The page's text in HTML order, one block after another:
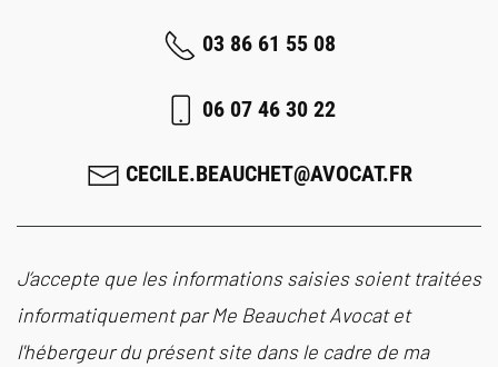
03 86 61 55 08
06 07 46 30 22
CECILE.BEAUCHET@AVOCAT.FR
J’accepte que les informations saisies soient traitées
informatiquement par Me Beauchet Avocat et
l'hébergeur du présent site dans le cadre de ma